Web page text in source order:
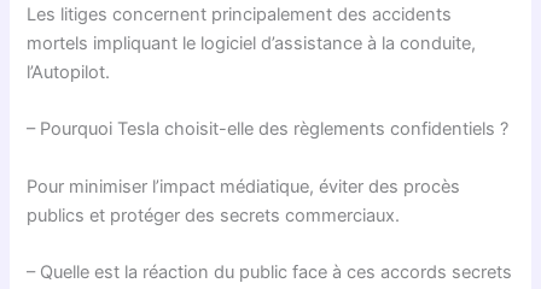
Les litiges concernent principalement des accidents
mortels impliquant le logiciel d’assistance à la conduite,
l’Autopilot.
– Pourquoi Tesla choisit-elle des règlements confidentiels ?
Pour minimiser l’impact médiatique, éviter des procès
publics et protéger des secrets commerciaux.
– Quelle est la réaction du public face à ces accords secrets